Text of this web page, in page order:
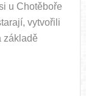
u Chotěboře
vytvořili
základě